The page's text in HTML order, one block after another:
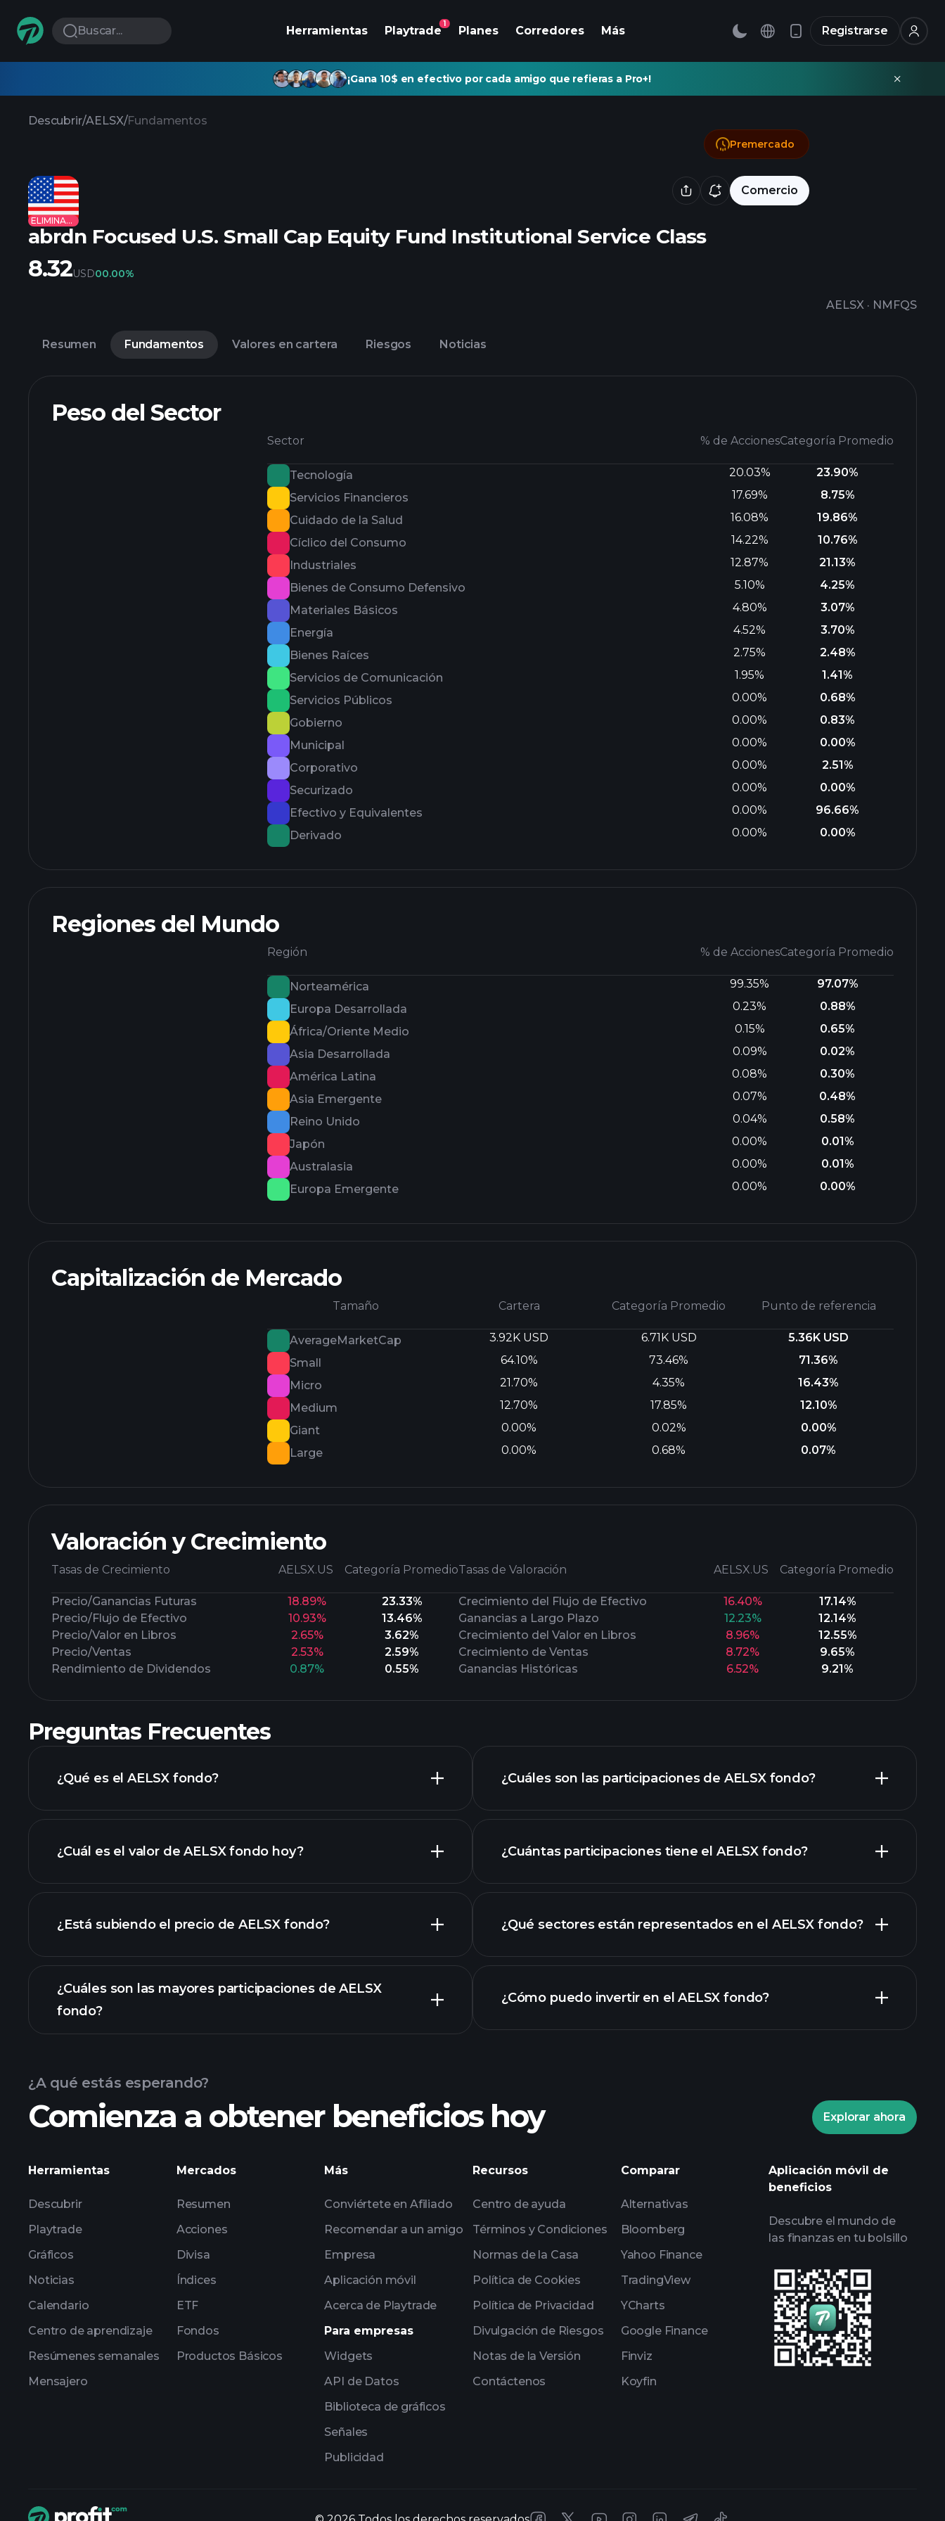
Buscar... Herramientas Playtrade
1
Planes Corredores Más Registrarse
¡Gana 10$ en efectivo por cada amigo que refieras a Pro+!
Descubrir/AELSX/Fundamentos
ELIMINADO
Comercio
abrdn Focused U.S. Small Cap Equity Fund Institutional Service Class
AELSX · NMFQS
Premercado
8.32USD00.00%
Resumen Fundamentos Valores en cartera Riesgos Noticias
Peso del Sector
Sector % de AccionesCategoría Promedio
Tecnología 20.03%
23.90%
Servicios Financieros
17.69%
8.75%
Cuidado de la Salud
16.08%
19.86%
Cíclico del Consumo
14.22%
10.76%
Industriales
12.87%
21.13%
Bienes de Consumo Defensivo
5.10%
4.25%
Materiales Básicos
4.80%
3.07%
Energía
4.52%
3.70%
Bienes Raíces
2.75%
2.48%
Servicios de Comunicación
1.95%
1.41%
Servicios Públicos
0.00%
0.68%
Gobierno
0.00%
0.83%
Municipal
0.00%
0.00%
Corporativo
0.00%
2.51%
Securizado
0.00%
0.00%
Efectivo y Equivalentes
0.00%
96.66%
Derivado
0.00% 0.00%
Regiones del Mundo
Región % de AccionesCategoría Promedio
Norteamérica 99.35%
97.07%
Europa Desarrollada
0.23%
0.88%
África/Oriente Medio
0.15%
0.65%
Asia Desarrollada
0.09%
0.02%
América Latina
0.08%
0.30%
Asia Emergente
0.07%
0.48%
Reino Unido
0.04%
0.58%
Japón
0.00%
0.01%
Australasia
0.00%
0.01%
Europa Emergente
0.00% 0.00%
Capitalización de Mercado
Tamaño Cartera Categoría Promedio Punto de referencia
AverageMarketCap 3.92K USD 6.71K USD
5.36K USD
Small
64.10% 73.46%
71.36%
Micro
21.70% 4.35%
16.43%
Medium
12.70% 17.85%
12.10%
Giant
0.00% 0.02%
0.00%
Large
0.00% 0.68% 0.07%
Valoración y Crecimiento
Tasas de Crecimiento AELSX.US Categoría Promedio
Precio/Ganancias Futuras 18.89%
23.33%
Precio/Flujo de Efectivo
10.93%
13.46%
Precio/Valor en Libros
2.65%
3.62%
Precio/Ventas
2.53%
2.59%
Rendimiento de Dividendos
0.87% 0.55%
Tasas de Valoración AELSX.US Categoría Promedio
Crecimiento del Flujo de Efectivo 16.40%
17.14%
Ganancias a Largo Plazo
12.23%
12.14%
Crecimiento del Valor en Libros
8.96%
12.55%
Crecimiento de Ventas
8.72%
9.65%
Ganancias Históricas
6.52% 9.21%
Preguntas Frecuentes
¿Qué es el AELSX fondo?
¿Cuál es el valor de AELSX fondo hoy?
gráfico avanzado
¿Está subiendo el precio de AELSX fondo?
gráfico de AELSX fondo
¿Cuáles son las mayores participaciones de AELSX
fondo?
¿Cuáles son las participaciones de AELSX fondo?
¿Cuántas participaciones tiene el AELSX fondo?
¿Qué sectores están representados en el AELSX fondo?
¿Cómo puedo invertir en el AELSX fondo?
corredor recomendado
¿A qué estás esperando?
Comienza a obtener beneficios hoy Explorar ahora
Herramientas
Descubrir
Playtrade
Gráficos
Noticias
Calendario
Centro de aprendizaje
Resúmenes semanales
Mensajero
Mercados
Resumen
Acciones
Divisa
Índices
ETF
Fondos
Productos Básicos
Más
Conviértete en Afiliado
Recomendar a un amigo
Empresa
Aplicación móvil
Acerca de Playtrade
Para empresas
Widgets
API de Datos
Biblioteca de gráficos
Señales
Publicidad
Recursos
Centro de ayuda
Términos y Condiciones
Normas de la Casa
Política de Cookies
Política de Privacidad
Divulgación de Riesgos
Notas de la Versión
Contáctenos
Comparar
Alternativas
Bloomberg
Yahoo Finance
TradingView
YCharts
Google Finance
Finviz
Koyfin
Aplicación móvil de
beneficios
Descubre el mundo de
las finanzas en tu bolsillo